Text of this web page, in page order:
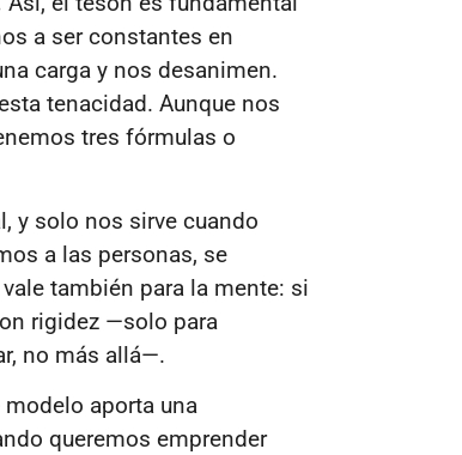
a ser constantes en
carga y nos desanimen.
tenacidad. Aunque nos
tres fórmulas o
y solo nos sirve cuando
a las personas, se
también para la mente: si
rigidez —solo para
no más allá—.
modelo aporta una
queremos emprender